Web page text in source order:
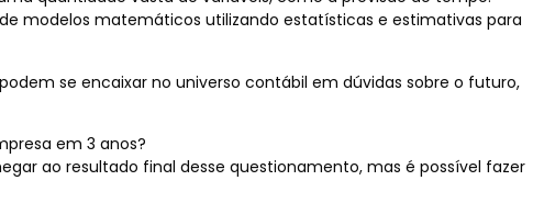
modelos matemáticos utilizando estatísticas e estimativas para
se encaixar no universo contábil em dúvidas sobre o futuro,
em 3 anos?
ao resultado final desse questionamento, mas é possível fazer